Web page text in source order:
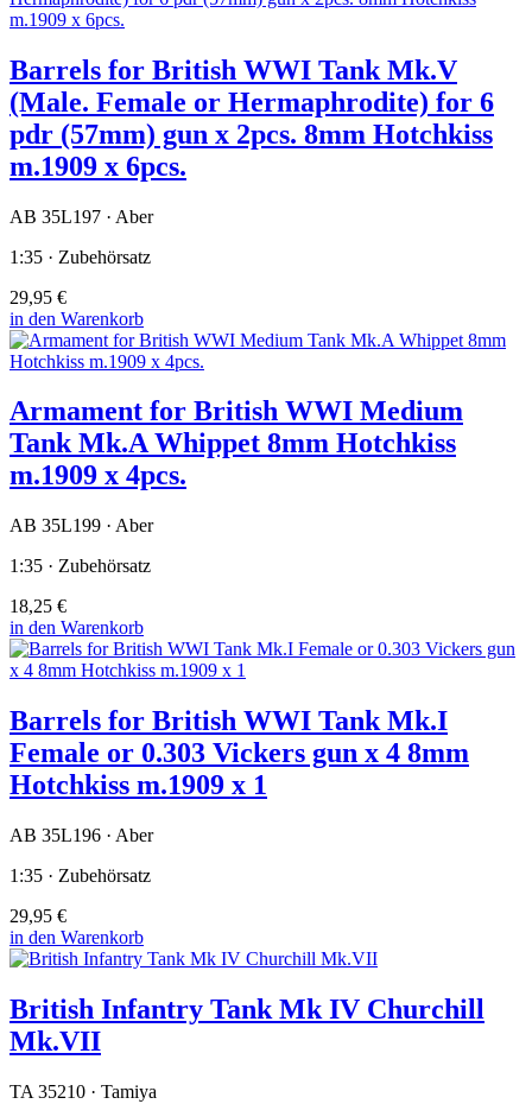
Barrels for British WWI Tank Mk.V
(Male. Female or Hermaphrodite) for 6
pdr (57mm) gun x 2pcs. 8mm Hotchkiss
m.1909 x 6pcs.
AB 35L197 · Aber
1:35 · Zubehörsatz
29,95 €
in den Warenkorb
Armament for British WWI Medium
Tank Mk.A Whippet 8mm Hotchkiss
m.1909 x 4pcs.
AB 35L199 · Aber
1:35 · Zubehörsatz
18,25 €
in den Warenkorb
Barrels for British WWI Tank Mk.I
Female or 0.303 Vickers gun x 4 8mm
Hotchkiss m.1909 x 1
AB 35L196 · Aber
1:35 · Zubehörsatz
29,95 €
in den Warenkorb
British Infantry Tank Mk IV Churchill
Mk.VII
TA 35210 · Tamiya